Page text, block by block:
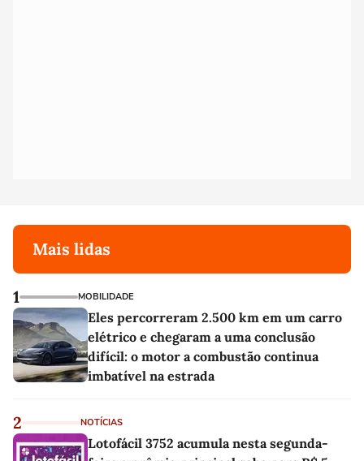
Mais lidas
1 MOBILIDADE
Eles percorreram 2.500 km em um carro
elétrico e chegaram a uma conclusão
difícil: o motor a combustão continua
imbatível na estrada
2 NOTÍCIAS
Lotofácil 3752 acumula nesta segunda-